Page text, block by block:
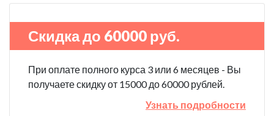
Скидка до 60000 руб.
При оплате полного курса 3 или 6 месяцев - Вы
получаете скидку от 15000 до 60000 рублей.
Узнать подробности